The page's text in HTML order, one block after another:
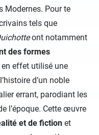
Modernes. Pour te
tels que
ont notamment
des formes
en effet utilisé une
d’un noble
errant, parodiant les
l’époque. Cette œuvre
et de fiction et